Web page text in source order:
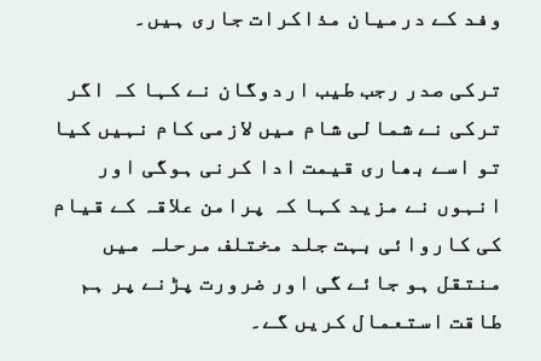
وفد کے درمیان مذاکرات جاری ہیں۔
ترکی صدر رجب طیب اردوگان نے کہا کہ اگر
ترکی نے شمالی شام میں لازمی کام نہیں کیا
تو اسے بھاری قیمت ادا کرنی ہوگی اور
انہوں نے مزید کہا کہ پرامن علاقہ کے قیام
کی کاروائی بہت جلد مختلف مرحلہ میں
منتقل ہو جائے گی اور ضرورت پڑنے پر ہم
طاقت استعمال کریں گے۔